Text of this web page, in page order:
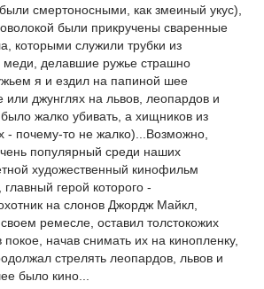
смертоносными, как змеиный укус),
были прикручены сваренные
которыми служили трубки из
меди, делавшие ружье страшно
я и ездил на папиной шее
или джунглях на львов, леопардов и
жалко убивать, а хищников из
- почему-то не жалко)...Возможно,
популярный среди наших
художественный кинофильм
герой которого -
на слонов Джордж Майкл,
ремесле, оставил толстокожих
покое, начав снимать их на кинопленку,
стрелять леопардов, львов и
было кино...